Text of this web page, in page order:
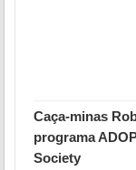
Caça-minas
programa
Society